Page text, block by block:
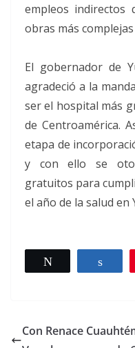
empleos indirectos
obras más
El gobernador de
agradeció a la
ser el hospital más
de Centroamérica.
etapa de
y con ello se
gratuitos para
el año de la salud en
Con Renace